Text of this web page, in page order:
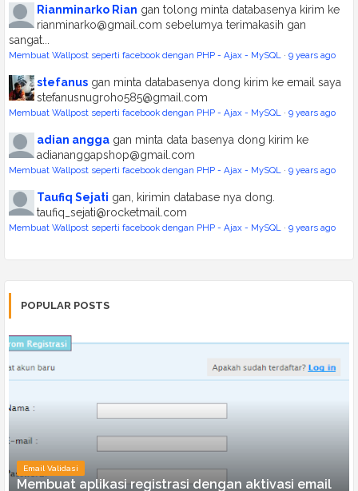
Rianminarko Rian gan tolong minta databasenya kirim ke
rianminarko@gmail.com sebelumya terimakasih gan
sangat...
Membuat Wallpost seperti facebook dengan PHP - Ajax - MySQL · 9 years ago
stefanus gan minta databasenya dong kirim ke email saya
stefanusnugroho585@gmail.com
Membuat Wallpost seperti facebook dengan PHP - Ajax - MySQL · 9 years ago
adian angga gan minta data basenya dong kirim ke
adiananggapshop@gmail.com
Membuat Wallpost seperti facebook dengan PHP - Ajax - MySQL · 9 years ago
Taufiq Sejati gan, kirimin database nya dong.
taufiq_sejati@rocketmail.com
Membuat Wallpost seperti facebook dengan PHP - Ajax - MySQL · 9 years ago
POPULAR POSTS
Email Validasi
Membuat aplikasi registrasi dengan aktivasi email